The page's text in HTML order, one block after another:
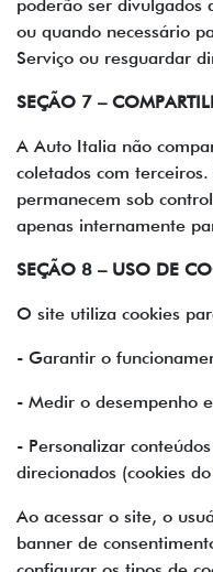
poderão ser divulgados
ou quando necessário
Serviço ou resguardar
SEÇÃO 7 –
A Auto Italia não
coletados com
permanecem sob
apenas internamente
SEÇÃO 8 – USO DE
O site utiliza cookies
- Garantir o
- Medir o desempenho
- Personalizar
direcionados (cookies
Ao acessar o site, o
banner de